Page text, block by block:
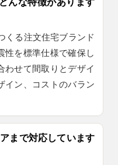
んな特徴があります
くる注文住宅ブランド
性を標準仕様で確保し
わせて間取りとデザイ
イン、コストのバラン
まで対応しています